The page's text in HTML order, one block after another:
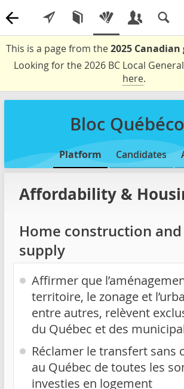
This is a page from the2025
Looking for the 2026 BC Local
here.
Bloc
Platform Candidates
Affordability &
Home construction and
supply
Affirmer que
territoire, le zonage et
entre autres, relèvent
du Québec et des
Réclamer le transfert sans
au Québec de toutes les
investies en logement